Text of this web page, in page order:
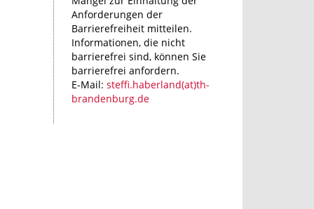
Anforderungen der
Barrierefreiheit mitteilen.
Informationen, die nicht
barrierefrei sind, können Sie
barrierefrei anfordern.
E-Mail: steffi.haberland(at)th-
brandenburg.de